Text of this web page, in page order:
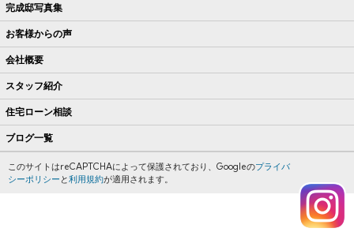
完成邸写真集
お客様からの声
会社概要
スタッフ紹介
住宅ローン相談
ブログ一覧
このサイトはreCAPTCHAによって保護されており、Googleのプライバ
シーポリシー と利用規約が適用されます。